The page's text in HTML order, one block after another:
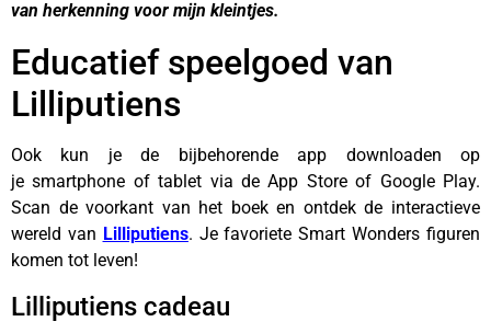
van herkenning voor mijn kleintjes.
Educatief speelgoed van
Lilliputiens
Ook kun je de bijbehorende app downloaden op
je smartphone of tablet via de App Store of Google Play.
Scan de voorkant van het boek en ontdek de interactieve
wereld van Lilliputiens. Je favoriete Smart Wonders figuren
komen tot leven!
Lilliputiens cadeau